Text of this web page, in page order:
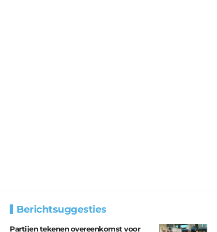
Berichtsuggesties
Partijen tekenen overeenkomst voor